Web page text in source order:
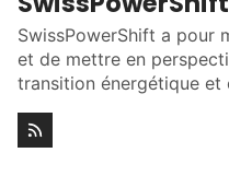
SwissPowerShift a pour
et de mettre en
transition énergétique et